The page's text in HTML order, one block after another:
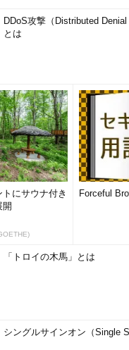
DDoS攻撃（Distributed
とは
にサウナ付き
Forceful
「トロイの木馬」とは
シングルサインオン（Single